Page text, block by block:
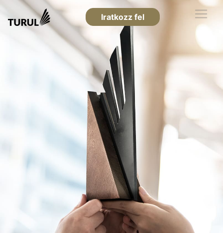
Iratkozz fel